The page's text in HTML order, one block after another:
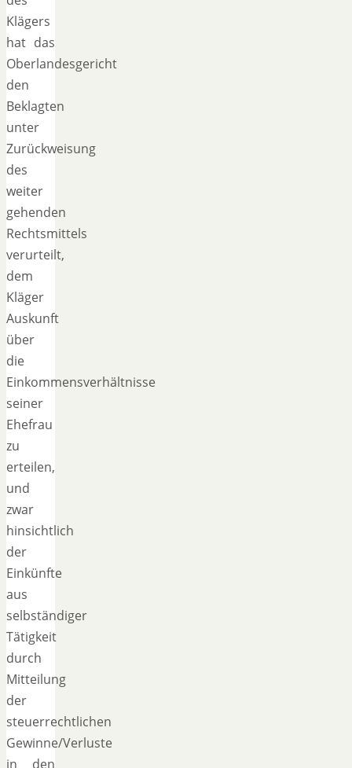
Klägers
hat das
Oberlandesgericht
den
Beklagten
unter
Zurückweisung
des
weiter
gehenden
Rechtsmittels
verurteilt,
dem
Kläger
Auskunft
über
die
Einkommensverhältnisse
seiner
Ehefrau
zu
erteilen,
und
zwar
hinsichtlich
der
Einkünfte
aus
selbständiger
Tätigkeit
durch
Mitteilung
der
steuerrechtlichen
Gewinne/Verluste
in den